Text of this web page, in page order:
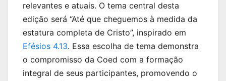
relevantes e atuais. O tema central desta
edição será “Até que cheguemos à medida da
estatura completa de Cristo”, inspirado em
Efésios 4.13. Essa escolha de tema demonstra
o compromisso da Coed com a formação
integral de seus participantes, promovendo o